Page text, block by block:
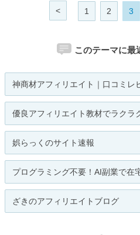
< 1 2 3
このテーマに最
神商材アフィリエイト｜口コミレ
優良アフィリエイト教材でラクラ
娯らっくのサイト速報
プログラミング不要！AI副業で在
ざきのアフィリエイトブログ